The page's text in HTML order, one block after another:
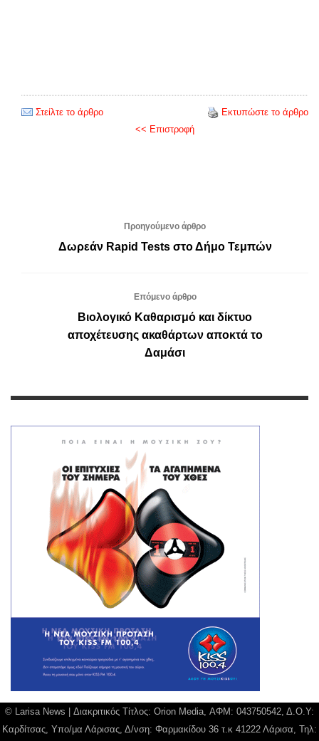
Στείλτε το άρθρο
Εκτυπώστε το άρθρο
<< Επιστροφή
Προηγούμενο άρθρο
Δωρεάν Rapid Tests στο Δήμο Τεμπών
Επόμενο άρθρο
Βιολογικό Καθαρισμό και δίκτυο
αποχέτευσης ακαθάρτων αποκτά το
Δαμάσι
© Larisa News | Διακριτικός Τίτλος: Orion Media, ΑΦΜ: 043750542, Δ.Ο.Υ:
Καρδίτσας, Υπο/μα Λάρισας, Δ/νση: Φαρμακίδου 36 τ.κ 41222 Λάρισα, Τηλ: